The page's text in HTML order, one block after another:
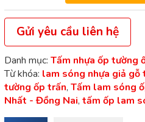
Gửi yêu cầu liên hệ
Danh mục: Tấm nhựa ốp tường
Từ khóa: lam sóng nhựa giả gỗ
tường ốp trấn, Tấm lam sóng
Nhất - Đồng Nai, tấm ốp lam